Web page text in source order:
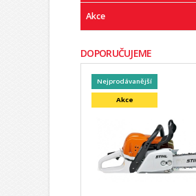
Akce
DOPORUČUJEME
Nejprodávanější
Akce